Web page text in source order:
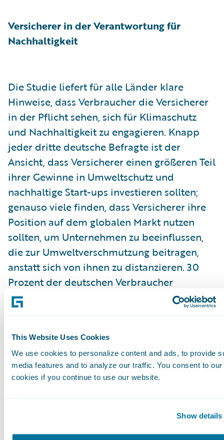
This Website Uses Cookies
We use cookies to personalize content and ads, to provide
media features and to analyze our traffic. You consent to our
cookies if you continue to use our website.
Show details
Versicherer in der Verantwortung für
Nachhaltigkeit
Die Studie liefert für alle Länder klare
Hinweise, dass Verbraucher die Versicherer
in der Pflicht sehen, sich für Klimaschutz
und Nachhaltigkeit zu engagieren. Knapp
jeder dritte deutsche Befragte ist der
Ansicht, dass Versicherer einen größeren Teil
ihrer Gewinne in Umweltschutz und
nachhaltige Start-ups investieren sollten;
genauso viele finden, dass Versicherer ihre
Position auf dem globalen Markt nutzen
sollten, um Unternehmen zu beeinflussen,
die zur Umweltverschmutzung beitragen,
anstatt sich von ihnen zu distanzieren. 30
Prozent der deutschen Verbraucher
erwarten von den Versicherern, dass ihre
Produkte nachhaltiges Verhalten, wie z.B.
Prozent sind in Deutschland der Ansicht,
dass Versicherungen keine Verantwortung
im Kampf gegen die globale Erwärmung